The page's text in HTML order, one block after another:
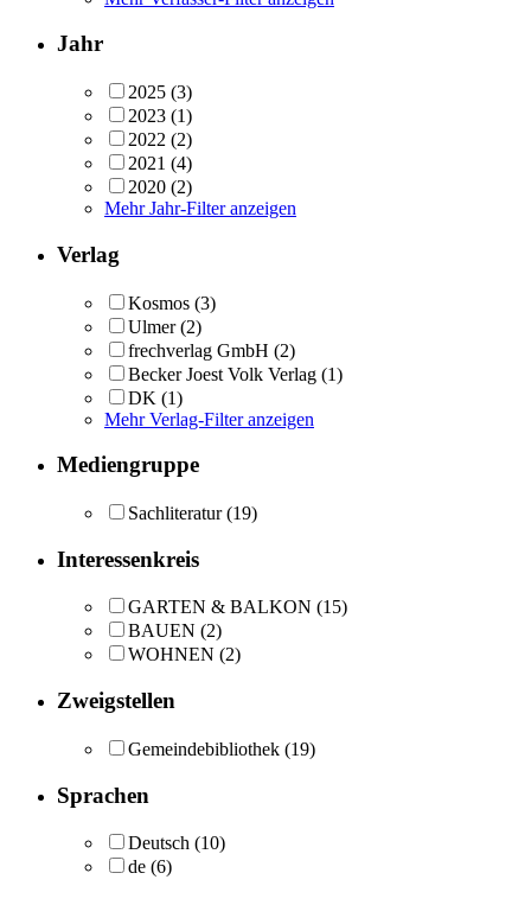
Jahr
2025 (3)
2023 (1)
2022 (2)
2021 (4)
2020 (2)
Mehr Jahr-Filter anzeigen
Verlag
Kosmos (3)
Ulmer (2)
frechverlag GmbH (2)
Becker Joest Volk Verlag (1)
DK (1)
Mehr Verlag-Filter anzeigen
Mediengruppe
Sachliteratur (19)
Interessenkreis
GARTEN & BALKON (15)
BAUEN (2)
WOHNEN (2)
Zweigstellen
Gemeindebibliothek (19)
Sprachen
Deutsch (10)
de (6)